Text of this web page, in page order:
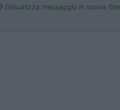
(Visualizza messaggio in nuova